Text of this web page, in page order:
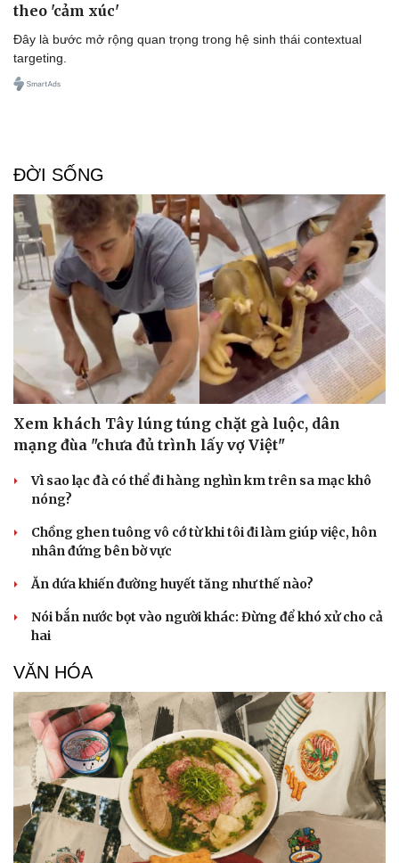
Sức khỏe
Dinh dưỡng - món ngon
Cây thuốc
Nhi khoa
Nam khoa
Làm đẹp - giảm cân
Phòng mạch online
Ăn sạch sống khỏe
Đời sống
Nhà đẹp
theo 'cảm xúc'
Đây là bước mở rộng quan trọng trong hệ sinh thái contextual
targeting.
ĐỜI SỐNG
Xem khách Tây lúng túng chặt gà luộc, dân
mạng đùa "chưa đủ trình lấy vợ Việt"
Vì sao lạc đà có thể đi hàng nghìn km trên sa mạc khô
nóng?
Chồng ghen tuông vô cớ từ khi tôi đi làm giúp việc, hôn
nhân đứng bên bờ vực
Ăn dứa khiến đường huyết tăng như thế nào?
Nói bắn nước bọt vào người khác: Đừng để khó xử cho cả
hai
VĂN HÓA